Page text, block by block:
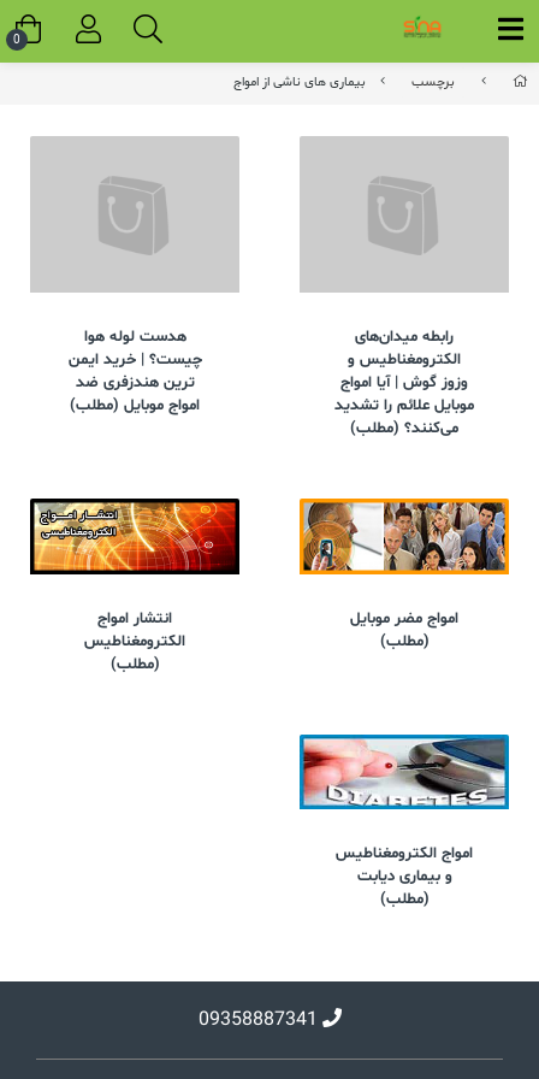
برچسب بیماری های ناشی از امواج
رابطه میدان‌های
الکترومغناطیس و
وزوز گوش | آیا امواج
موبایل علائم را تشدید
می‌کنند؟ (مطلب)
هدست لوله هوا
چیست؟ | خرید ایمن
ترین هندزفری ضد
امواج موبایل (مطلب)
امواج مضر موبایل
(مطلب)
انتشار امواج
الکترومغناطیس
(مطلب)
امواج الکترومغناطیس
و بیماری دیابت
(مطلب)
09358887341
0